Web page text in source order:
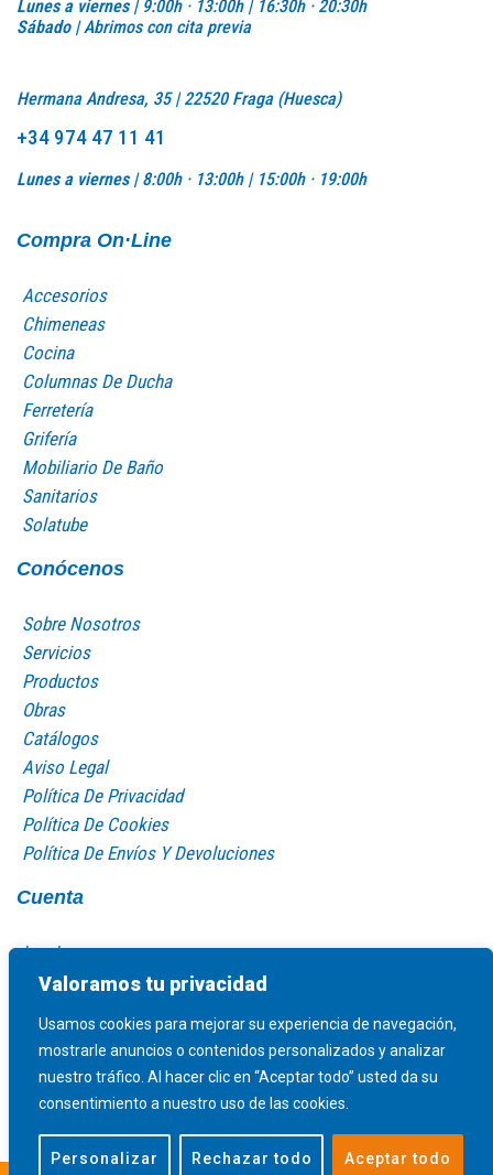
Valoramos tu privacidad
Usamos cookies para mejorar su experiencia de navegación,
mostrarle anuncios o contenidos personalizados y analizar
nuestro tráfico. Al hacer clic en “Aceptar todo” usted da su
consentimiento a nuestro uso de las cookies.
Personalizar Rechazar todo Aceptar todo
Lunes a viernes | 9:00h · 13:00h | 16:30h · 20:30h
Sábado |Abrimos con cita previa
Hermana Andresa, 35 | 22520 Fraga (Huesca)
+34 974 47 11 41
Lunes a viernes |8:00h · 13:00h | 15:00h · 19:00h
Compra On·Line
Accesorios
Chimeneas
Cocina
Columnas De Ducha
Ferretería
Grifería
Mobiliario De Baño
Sanitarios
Solatube
Conócenos
Sobre Nosotros
Servicios
Productos
Obras
Catálogos
Aviso Legal
Política De Privacidad
Política De Cookies
Política De Envíos Y Devoluciones
Cuenta
Log In
Mi Cuenta